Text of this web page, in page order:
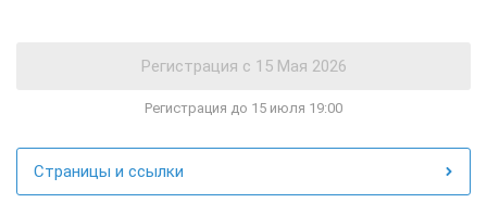
Регистрация до 15 июля 19:00
Страницы и ссылки